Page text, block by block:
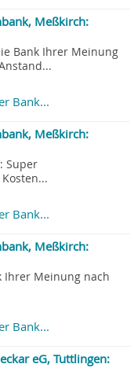
Meßkirch:
Bank Ihrer Meinung
Bank...
Meßkirch:
Super
Bank...
Meßkirch:
Ihrer Meinung nach
Bank...
eG, Tuttlingen: